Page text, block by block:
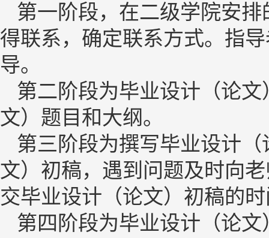
第一阶段，在二级学院安排
得联系，确定联系方式。指
导。
第二阶段为毕业设计（论文
文） 题目和大纲。
第三阶段为撰写毕业设计（
文） 初稿，遇到问题及时向
交毕业设计（论文） 初稿的
第四阶段为毕业设计（论文